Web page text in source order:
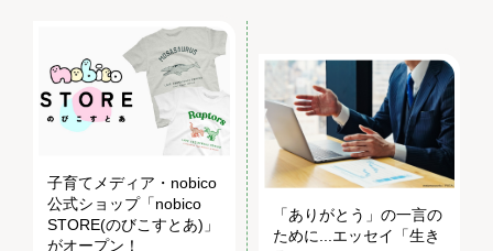
子育てメディア・nobico
公式ショップ「nobico
STORE(のびこすとあ)」
がオープン！
「ありがとう」の一言の
ために...エッセイ「生き